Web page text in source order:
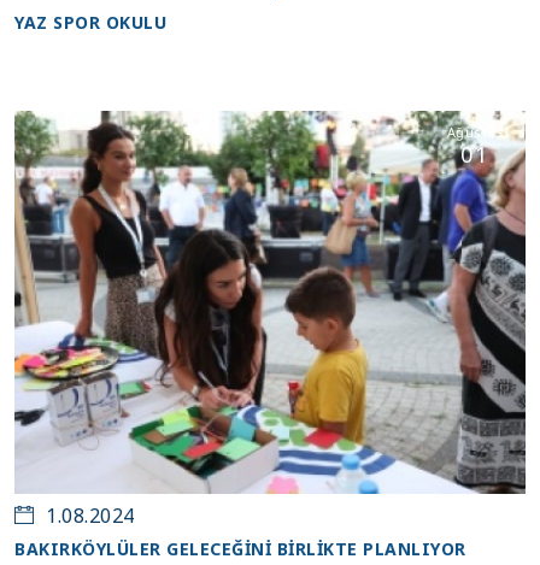
YAZ SPOR OKULU
Ağustos
01
1.08.2024
BAKIRKÖYLÜLER GELECEĞİNİ BİRLİKTE PLANLIYOR